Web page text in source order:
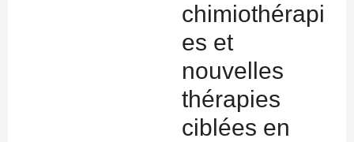
chimiothérapi
es et
nouvelles
thérapies
ciblées en